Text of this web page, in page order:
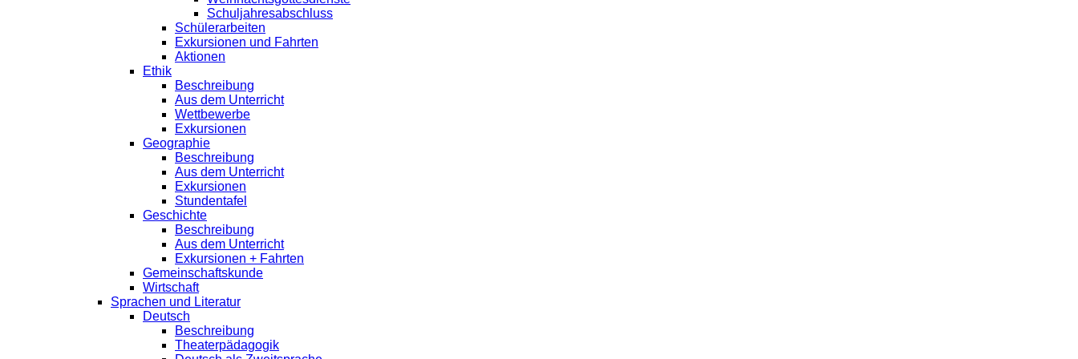
Schuljahresabschluss
Schülerarbeiten
Exkursionen und Fahrten
Aktionen
Ethik
Beschreibung
Aus dem Unterricht
Wettbewerbe
Exkursionen
Geographie
Beschreibung
Aus dem Unterricht
Exkursionen
Stundentafel
Geschichte
Beschreibung
Aus dem Unterricht
Exkursionen + Fahrten
Gemeinschaftskunde
Wirtschaft
Sprachen und Literatur
Deutsch
Beschreibung
Theaterpädagogik